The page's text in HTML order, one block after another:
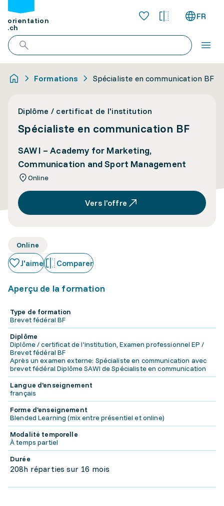
orientation
.ch
FR
Formations Spécialiste en communication BF
Diplôme / certificat de l'institution
Spécialiste en communication BF
SAWI – Academy for Marketing,
Communication and Sport Management
Online
Vers l’offre
Online
J'aime Comparer
Aperçu de la formation
Type de formation
Brevet fédéral BF
Diplôme
Diplôme / certificat de l'institution, Examen professionnel EP /
Brevet fédéral BF
Après un examen externe: Spécialiste en communication avec
brevet fédéral Diplôme SAWI de Spécialiste en communication
Langue d'enseignement
français
Forme d'enseignement
Blended Learning (mix entre présentiel et online)
Modalité temporelle
À temps partiel
Durée
208h réparties sur 16 mois